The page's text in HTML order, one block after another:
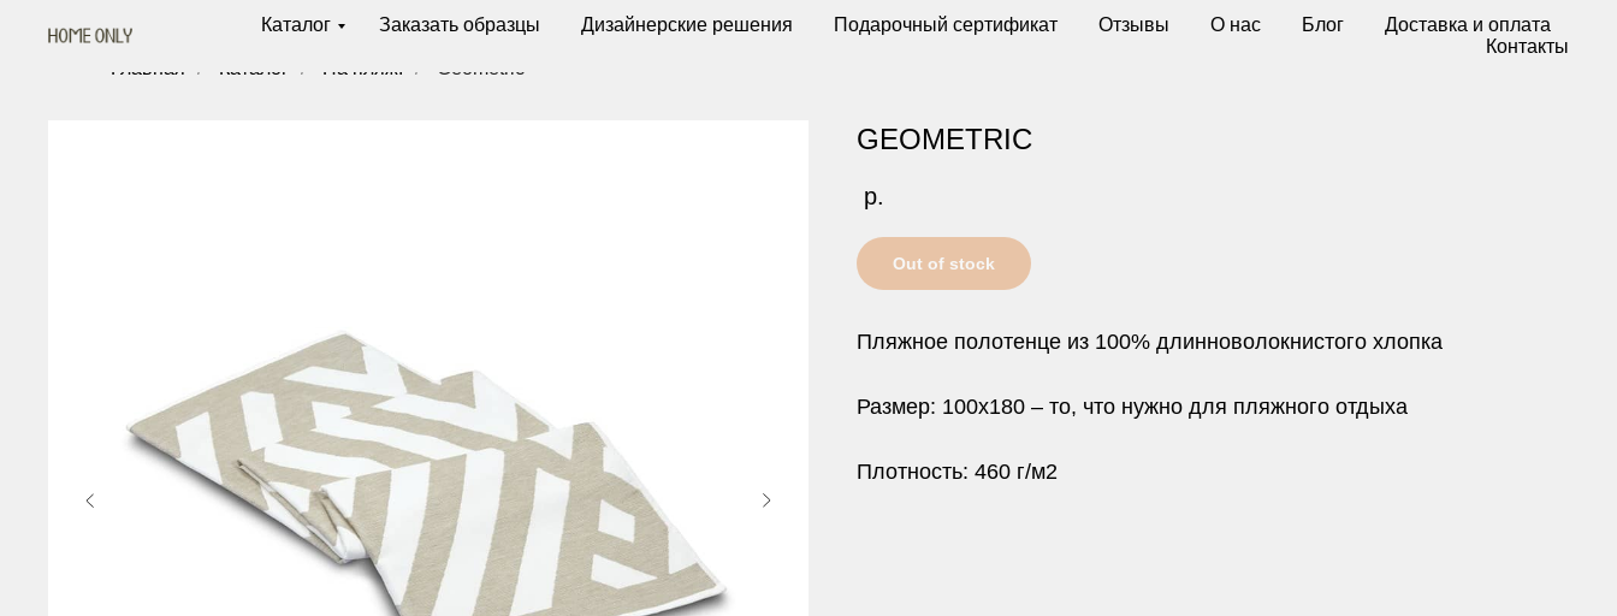
Каталог Заказать образцы Дизайнерские решения Подарочный сертификат Отзывы О нас Блог
Доставка и оплата
Контакты
Главная
/ Каталог / На пляж! / Geometric
GEOMETRIC
р.
Out of stock
Пляжное полотенце из 100% длинноволокнистого хлопка
Размер: 100х180 – то, что нужно для пляжного отдыха
Плотность: 460 г/м2